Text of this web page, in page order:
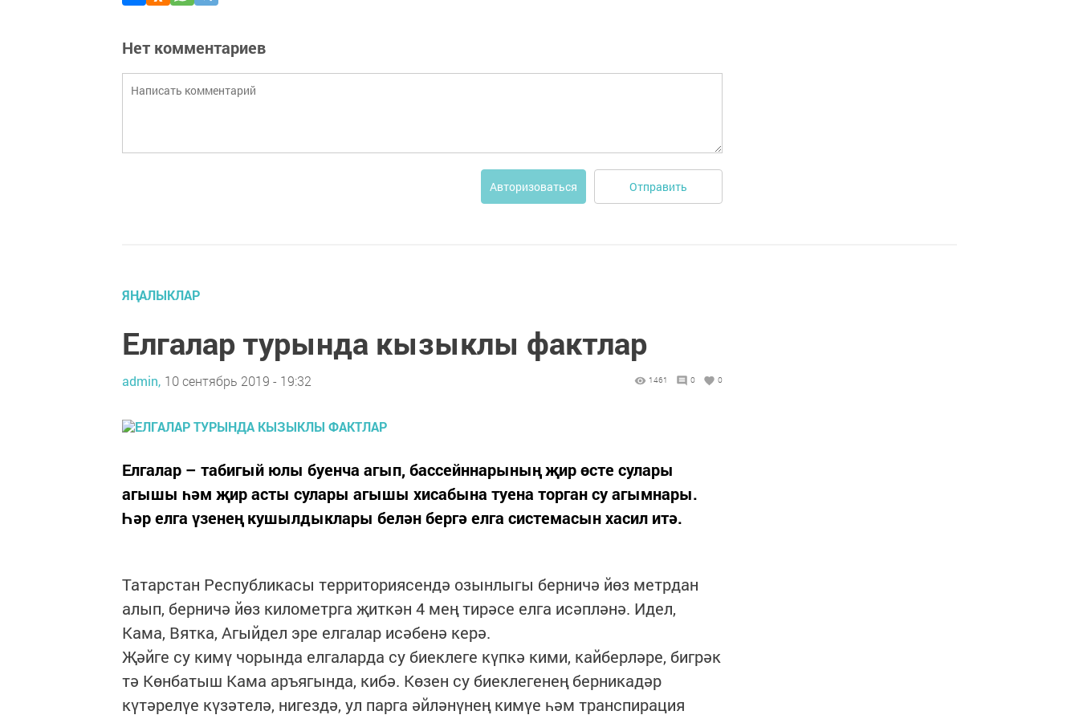
Нет комментариев
Авторизоваться Отправить
ЯҢАЛЫКЛАР
Елгалар турында кызыклы фактлар
admin, 10 сентябрь 2019 - 19:32 1461 0 0
Елгалар – табигый юлы буенча агып, бассейннарының җир өсте сулары
агышы һәм җир асты сулары агышы хисабына туена торган су агымнары.
Һәр елга үзенең кушылдыклары белән бергә елга системасын хасил итә.
Татарстан Республикасы территориясендә озынлыгы берничә йөз метрдан
алып, берничә йөз километрга җиткән 4 мең тирәсе елга исәпләнә. Идел,
Кама, Вятка, Агыйдел эре елгалар исәбенә керә.
Җәйге су кимү чорында елгаларда су биеклеге күпкә кими, кайберләре, бигрәк
тә Көнбатыш Кама аръягында, кибә. Көзен су биеклегенең берникадәр
күтәрелүе күзәтелә, нигездә, ул парга әйләнүнең кимүе һәм транспирация